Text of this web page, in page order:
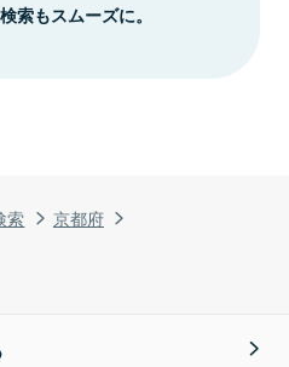
索
京都府
索もスムーズに。